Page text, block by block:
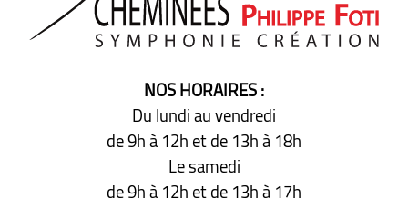
NOS HORAIRES :
Du lundi au vendredi
de 9h à 12het de 13h à 18h
Le samedi
de 9h à 12het de 13h à 17h